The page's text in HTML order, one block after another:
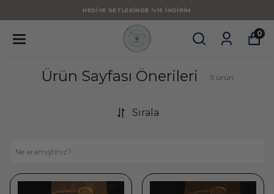
HEDIYE SETLERINDE %15 İNDIRIM
0
Ürün Sayfası Önerileri 5 ürün
Sırala